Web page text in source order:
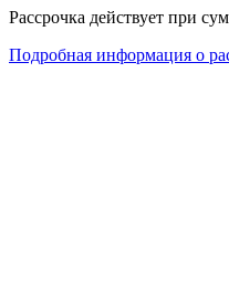
Рассрочка действует при
Подробная информация о